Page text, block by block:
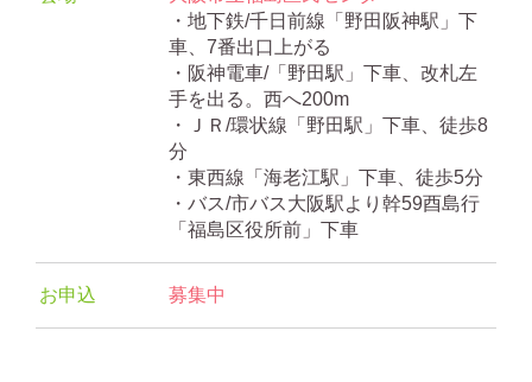
・地下鉄/千日前線「野田阪神駅」下
車、7番出口上がる
・阪神電車/「野田駅」下車、改札左
手を出る。西へ200m
・ＪＲ/環状線「野田駅」下車、徒歩8
分
・東西線「海老江駅」下車、徒歩5分
・バス/市バス大阪駅より幹59酉島行
「福島区役所前」下車
お申込 募集中